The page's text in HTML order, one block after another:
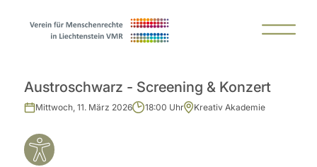
Austroschwarz - Screening & Konzert
Mittwoch, 11. März 2026 18:00 Uhr Kreativ Akademie